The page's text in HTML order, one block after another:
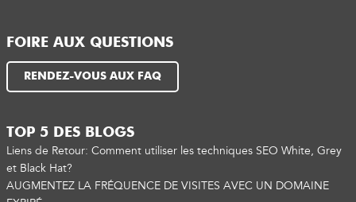
FOIRE AUX QUESTIONS
RENDEZ-VOUS AUX FAQ
TOP 5 DES BLOGS
Liens de Retour: Comment utiliser les techniques SEO White, Grey
et Black Hat?
AUGMENTEZ LA FRÉQUENCE DE VISITES AVEC UN DOMAINE